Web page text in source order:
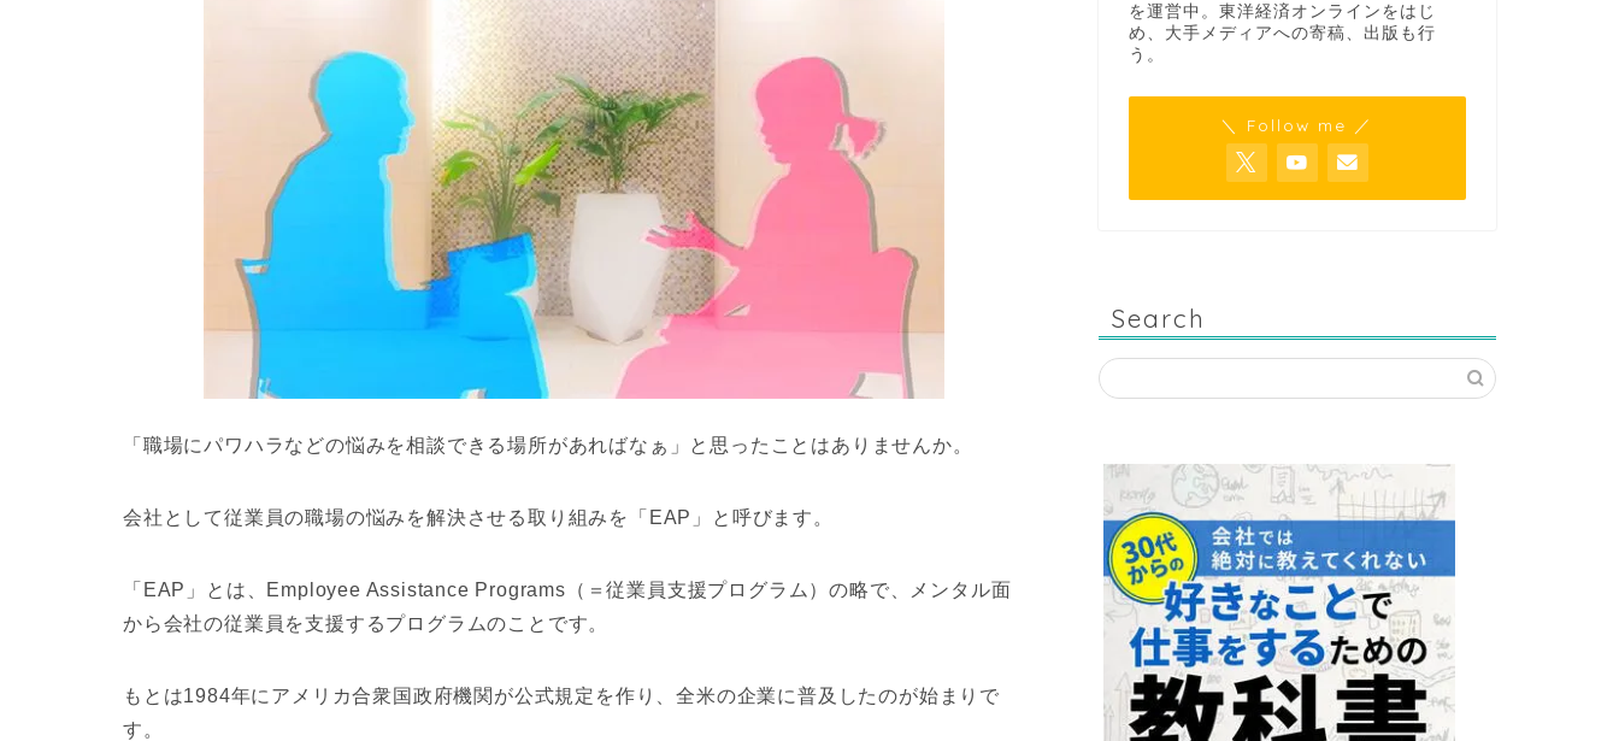
「職場にパワハラなどの悩みを相談できる場所があればなぁ」と思ったことはありませんか。
会社として従業員の職場の悩みを解決させる取り組みを「EAP」と呼びます。
「EAP」とは、Employee Assistance Programs（＝従業員支援プログラム）の略で、メンタル面
から会社の従業員を支援するプログラムのことです。
もとは1984年にアメリカ合衆国政府機関が公式規定を作り、全米の企業に普及したのが始まりで
す。
を運営中。東洋経済オンラインをはじ
め、大手メディアへの寄稿、出版も行
う。
＼ Follow me ／
Search